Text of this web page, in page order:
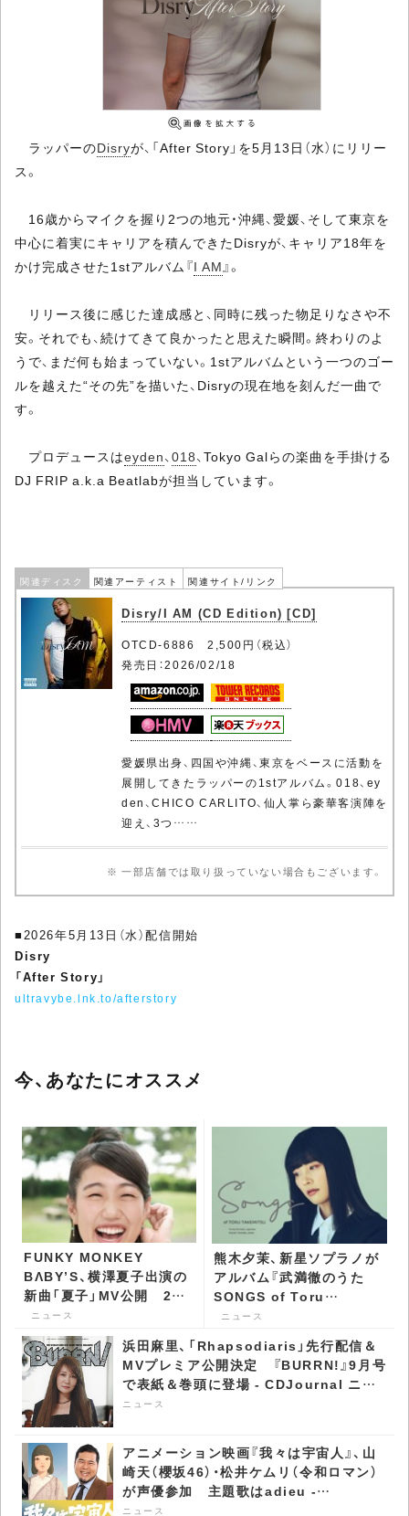
ラッパーのDisryが、「After Story」を5月13日（水）にリリー
ス。
16歳からマイクを握り2つの地元・沖縄、愛媛、そして東京を
中心に着実にキャリアを積んできたDisryが、キャリア18年を
かけ完成させた1stアルバム『I AM』。
リリース後に感じた達成感と、同時に残った物足りなさや不
安。それでも、続けてきて良かったと思えた瞬間。終わりのよ
うで、まだ何も始まっていない。1stアルバムという一つのゴー
ルを越えた“その先”を描いた、Disryの現在地を刻んだ一曲で
す。
プロデュースはeyden、018、Tokyo Galらの楽曲を手掛ける
DJ FRIP a.k.a Beatlabが担当しています。
関連ディスク 関連アーティスト 関連サイト/リンク
Disry/I AM (CD Edition) [CD]
OTCD-6886 2,500円（税込）
発売日：2026/02/18
愛媛県出身、四国や沖縄、東京をベースに活動を
展開してきたラッパーの1stアルバム。018、ey
den、CHICO CARLITO、仙人掌ら豪華客演陣を
迎え、3つ……
※ 一部店舗では取り扱っていない場合もございます。
■2026年5月13日（水）配信開始
Disry
「After Story」
ultravybe.lnk.to/afterstory
今、あなたにオススメ
FUNKY MONKEY
BΛBY’S、横澤夏子出演の
新曲「夏子」MV公開 20
周年記念特別企画も -
CDJournal ニュース
ニュース
熊木夕茉、新星ソプラノが
アルバム『武満徹のうた
SONGS of Toru
Takemitsu』をリリース -
CDJournal ニュース
ニュース
浜田麻里、「Rhapsodiaris」先行配信＆
MVプレミア公開決定 『BURRN!』9月号
で表紙＆巻頭に登場 - CDJournal ニュ
ース
ニュース
アニメーション映画『我々は宇宙人』、山
崎天（櫻坂46）・松井ケムリ（令和ロマン）
が声優参加 主題歌はadieu -
CDJournal ニュース
ニュース